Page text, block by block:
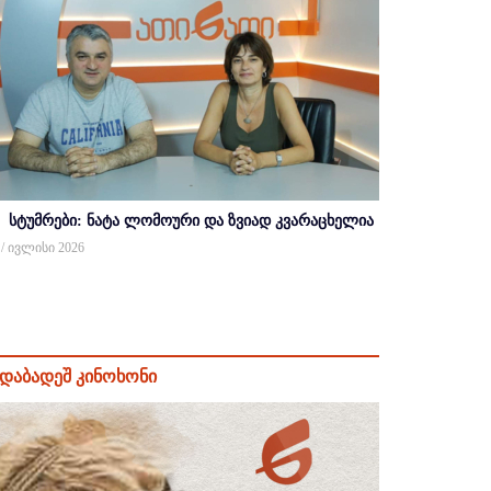
სტუმრები: ნატა ლომოური და ზვიად კვარაცხელია
/ ივლისი 2026
კინოხონი